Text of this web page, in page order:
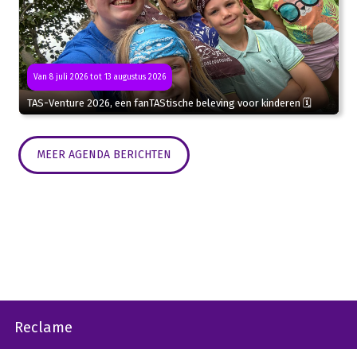
Van 8 juli 2026 tot 13 augustus 2026
TAS-Venture 2026, een fanTAStische beleving voor kinderen 🗓
MEER AGENDA BERICHTEN
Reclame